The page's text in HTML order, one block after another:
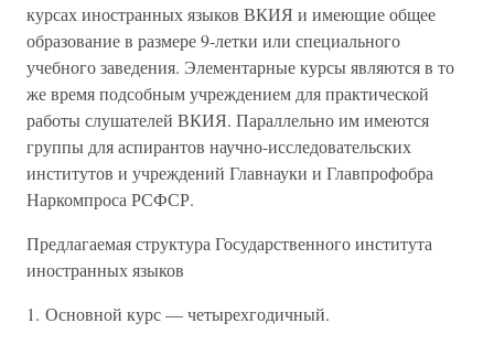
курсах иностранных языков ВКИЯ и имеющие общее
образование в размере 9-летки или специального
учебного заведения. Элементарные курсы являются в то
же время подсобным учреждением для практической
работы слушателей ВКИЯ. Параллельно им имеются
группы для аспирантов научно-исследовательских
институтов и учреждений Главнауки и Главпрофобра
Наркомпроса РСФСР.
Предлагаемая структура Государственного института
иностранных языков
1. Основной курс — четырехгодичный.